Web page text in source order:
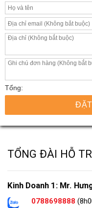
Tổng:
TỔNG ĐÀI HỖ
Kinh Doanh 1: Mr.
0788698888